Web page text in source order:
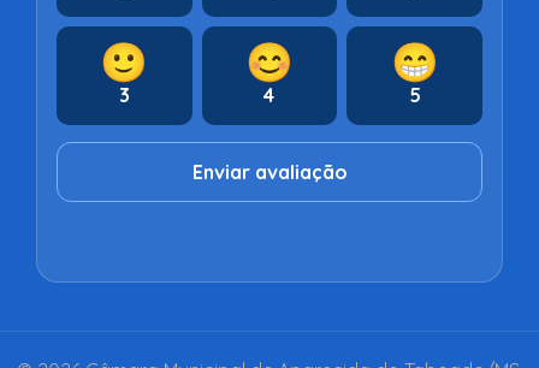
🙂
3
😊
4
😁
5
Enviar avaliação